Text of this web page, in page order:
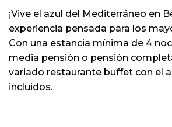
¡Vive el azul del Mediterráneo en
experiencia pensada para los
Con una estancia mínima de 4
media pensión o pensión
variado restaurante buffet con el
incluidos.